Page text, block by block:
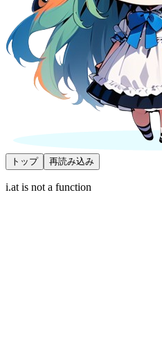
トップ 再読み込み
i.at is not a function